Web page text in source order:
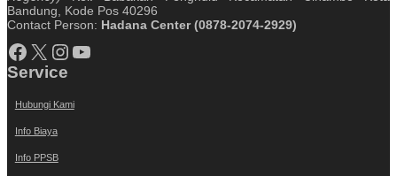
Bandung, Kode Pos 40296
Contact Person: Hadana Center (0878-2074-2929)
Facebook X Instagram YouTube
Service
Hubungi Kami
Info Biaya
Info PPSB